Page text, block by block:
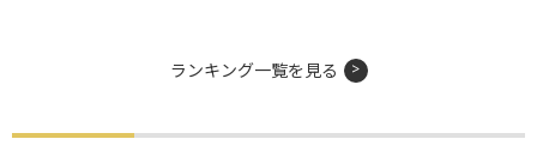
ランキング一覧を見る